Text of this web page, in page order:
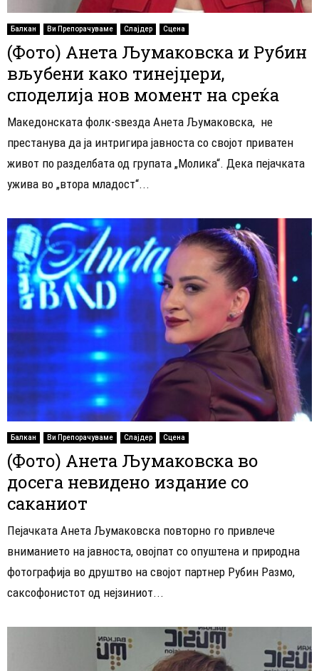
Балкан Ви Препорачуваме Слајдер Сцена
(Фото) Анета Љумаковска и Рубин
вљубени како тинејџери,
споделија нов момент на среќа
Македонската фолк-ѕвезда Анета Љумаковска, не
престанува да ја интригира јавноста со својот приватен
живот по разделбата од групата „Молика“. Дека пејачката
ужива во „втора младост“...
Балкан Ви Препорачуваме Слајдер Сцена
(Фото) Анета Љумаковска во
досега невидено издание со
саканиот
Пејачката Анета Љумаковска повторно го привлече
вниманието на јавноста, овојпат со опуштена и природна
фотографија во друштво на својот партнер Рубин Размо,
саксофонистот од нејзиниот...